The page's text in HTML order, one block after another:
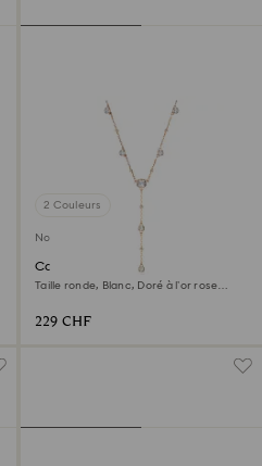
2 Couleurs
Nouveau
Collier en Y Imber
Taille ronde, Blanc, Doré à l’or rose
229 CHF